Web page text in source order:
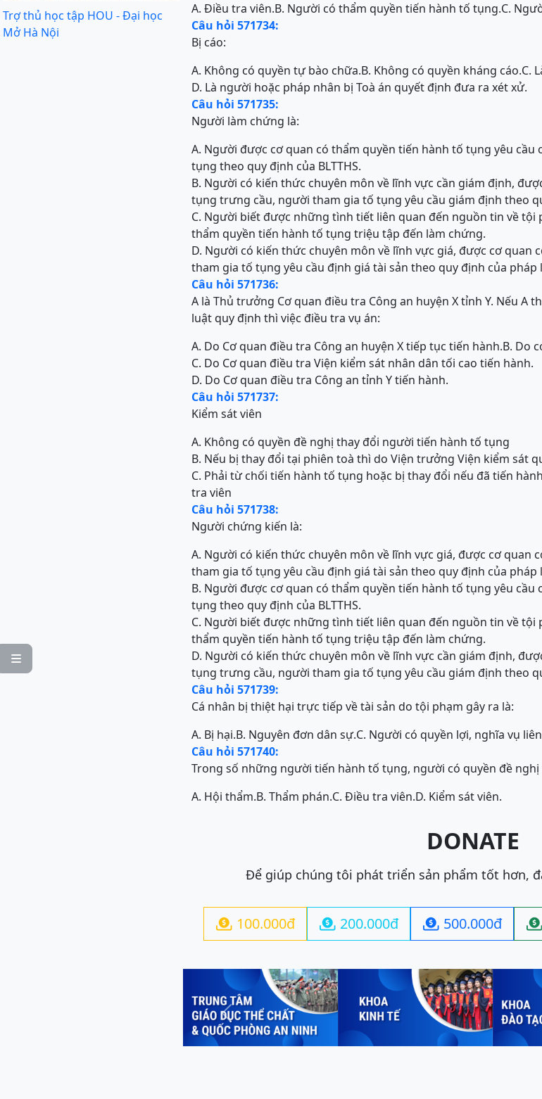

Trợ thủ học tập HOU - Đại học
Mở Hà Nội
A. Điều tra viên.B. Người có thẩm quyền tiến hành tố tụng.C.
Câu hỏi 571734:
Bị cáo:
A. Không có quyền tự bào chữa.B. Không có quyền kháng cáo.C.
D. Là người hoặc pháp nhân bị Toà án quyết định đưa ra xét xử.
Câu hỏi 571735:
Người làm chứng là:
A. Người được cơ quan có thẩm quyền tiến hành tố tụng yêu
tụng theo quy định của BLTTHS.
B. Người có kiến thức chuyên môn về lĩnh vực cần giám định,
tụng trưng cầu, người tham gia tố tụng yêu cầu giám định theo
C. Người biết được những tình tiết liên quan đến nguồn tin về tội
thẩm quyền tiến hành tố tụng triệu tập đến làm chứng.
D. Người có kiến thức chuyên môn về lĩnh vực giá, được cơ
tham gia tố tụng yêu cầu định giá tài sản theo quy định của pháp
Câu hỏi 571736:
A là Thủ trưởng Cơ quan điều tra Công an huyện X tỉnh Y. Nếu A
luật quy định thì việc điều tra vụ án:
A. Do Cơ quan điều tra Công an huyện X tiếp tục tiến hành.B. Do
C. Do Cơ quan điều tra Viện kiểm sát nhân dân tối cao tiến hành.
D. Do Cơ quan điều tra Công an tỉnh Y tiến hành.
Câu hỏi 571737:
Kiểm sát viên
A. Không có quyền đề nghị thay đổi người tiến hành tố tụng
B. Nếu bị thay đổi tại phiên toà thì do Viện trưởng Viện kiểm sát
C. Phải từ chối tiến hành tố tụng hoặc bị thay đổi nếu đã tiến
tra viên
Câu hỏi 571738:
Người chứng kiến là:
A. Người có kiến thức chuyên môn về lĩnh vực giá, được cơ quan
tham gia tố tụng yêu cầu định giá tài sản theo quy định của pháp
B. Người được cơ quan có thẩm quyền tiến hành tố tụng yêu
tụng theo quy định của BLTTHS.
C. Người biết được những tình tiết liên quan đến nguồn tin về tội
thẩm quyền tiến hành tố tụng triệu tập đến làm chứng.
D. Người có kiến thức chuyên môn về lĩnh vực cần giám định,
tụng trưng cầu, người tham gia tố tụng yêu cầu giám định theo
Câu hỏi 571739:
Cá nhân bị thiệt hại trực tiếp về tài sản do tội phạm gây ra là:
A. Bị hại.B. Nguyên đơn dân sự.C. Người có quyền lợi, nghĩa vụ
Câu hỏi 571740:
Trong số những người tiến hành tố tụng, người có quyền đề nghị
A. Hội thẩm.B. Thẩm phán.C. Điều tra viên.D. Kiểm sát viên.
DONATE
Để giúp chúng tôi phát triển sản phẩm tốt hơn,
 100.000đ  200.000đ  500.000đ 
Previous